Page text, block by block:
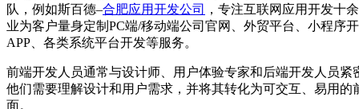
队，例如斯百德–合肥应用开发公司
，专注互联网应用开发十
业为客户量身定制PC端/移动端公司官网、外贸平台、小程序
APP、各类系统平台开发等服务。
前端开发人员通常与设计师、用户体验专家和后端开发人员紧
他们需要理解设计和用户需求，并将其转化为可交互、易用的
面。